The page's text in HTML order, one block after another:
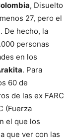
, Disuelto
27, pero el
De hecho, la
personas
en los
. Para
60 de
de las ex FARC
(Fuerza
el que los
que ver con las